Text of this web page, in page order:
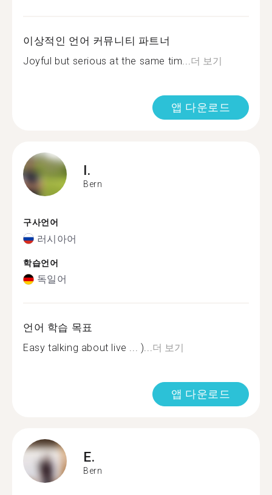
이상적인 언어 커뮤니티 파트너
Joyful but serious at the same tim...더 보기
앱 다운로드
I.
Bern
구사언어
러시아어
학습언어
독일어
언어 학습 목표
Easy talking about live ... )...더 보기
앱 다운로드
E.
Bern